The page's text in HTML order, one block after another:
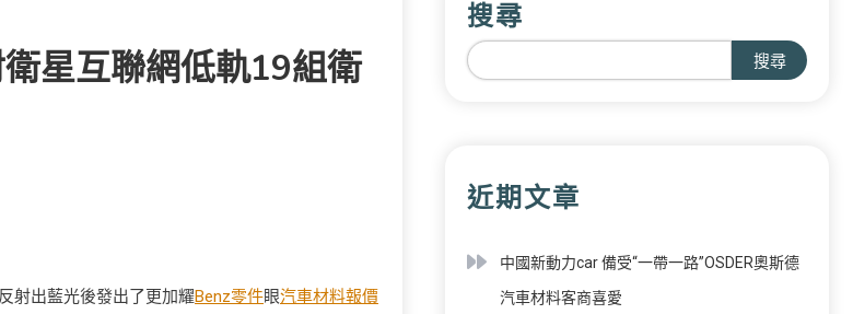
星互聯網低軌19組衛
射出藍光後發出了更加耀Benz零件眼汽車材料報價
搜尋
搜尋
近期文章
中國新動力car 備受“一帶一路”OSDER奧斯德
汽車材料客商喜愛